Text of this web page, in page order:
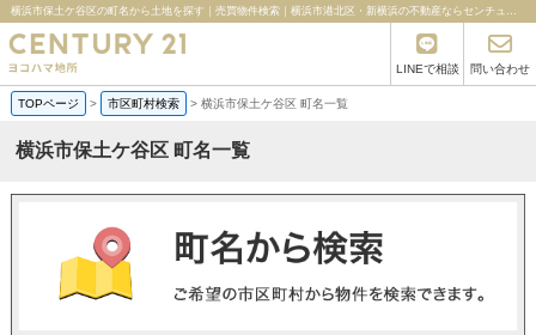
横浜市保土ケ谷区の町名から土地を探す｜売買物件検索｜横浜市港北区・新横浜の不動産ならセンチュリー21ヨコハマ地所
LINEで相談 問い合わせ
TOPページ > 市区町村検索 > 横浜市保土ケ谷区 町名一覧
横浜市保土ケ谷区 町名一覧